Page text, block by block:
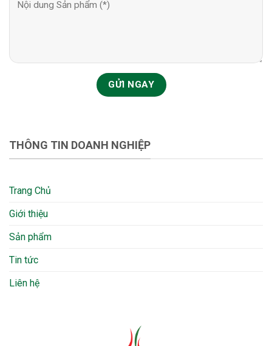
THÔNG TIN DOANH NGHIỆP
Trang Chủ
Giới thiệu
Sản phẩm
Tin tức
Liên hệ